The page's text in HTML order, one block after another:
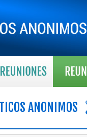
ANONIMOS